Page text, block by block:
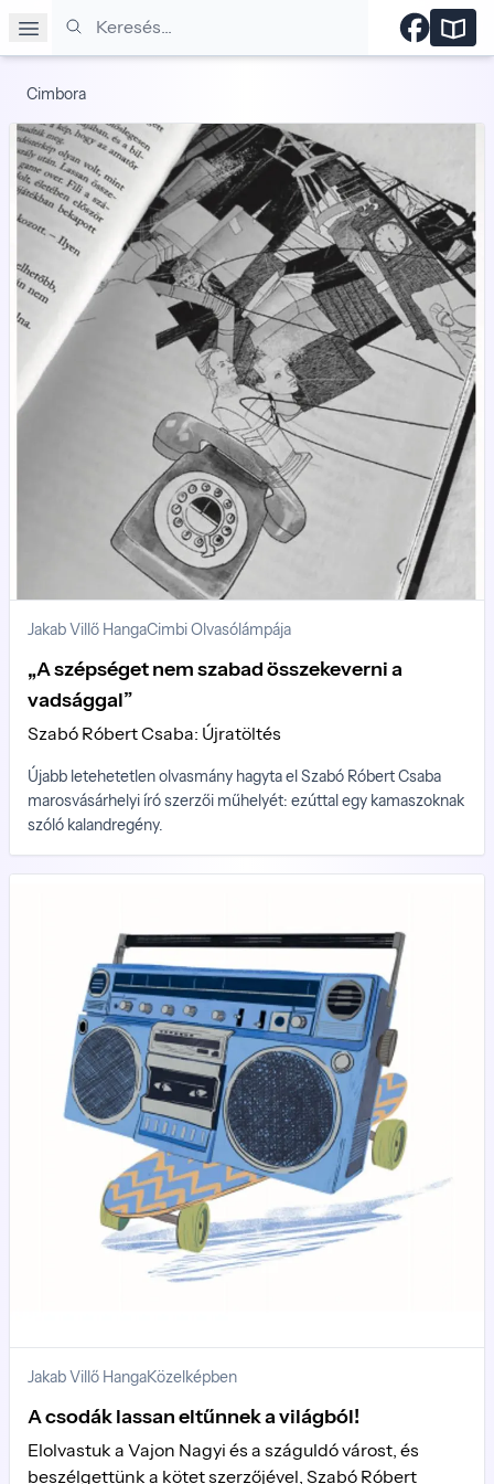
Cimbora
Jakab Villő HangaCimbi Olvasólámpája
„A szépséget nem szabad összekeverni a
vadsággal”
Szabó Róbert Csaba: Újratöltés
Újabb letehetetlen olvasmány hagyta el Szabó Róbert Csaba
marosvásárhelyi író szerzői műhelyét: ezúttal egy kamaszoknak
szóló kalandregény.
Jakab Villő HangaKözelképben
A csodák lassan eltűnnek a világból!
Elolvastuk a Vajon Nagyi és a száguldó várost, és
beszélgettünk a kötet szerzőjével, Szabó Róbert